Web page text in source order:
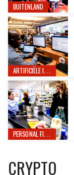
BUITENLAND
ARTIFICIËLE INTELLIGENTIE
PERSONAL FINANCE
CRYPTO